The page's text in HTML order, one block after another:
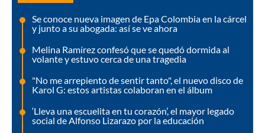
Se conoce nueva imagen de Epa Colombia en la cárcel
y junto a su abogada: así se ve ahora
Melina Ramírez confesó que se quedó dormida al
volante y estuvo cerca de una tragedia
"No me arrepiento de sentir tanto", el nuevo disco de
Karol G: estos artistas colaboran en el álbum
‘Lleva una escuelita en tu corazón’, el mayor legado
social de Alfonso Lizarazo por la educación